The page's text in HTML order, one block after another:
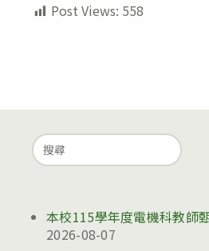
Post Views: 558
Search
for:
本校115學年度電機科教師
2026-08-07